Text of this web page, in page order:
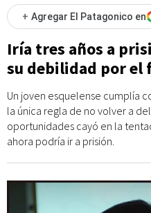
+ Agregar El Patagonico en
Iría tres años a
su debilidad por el
Un joven esquelense cumplía
la única regla de no volver a
oportunidades cayó en la
ahora podría ir a prisión.